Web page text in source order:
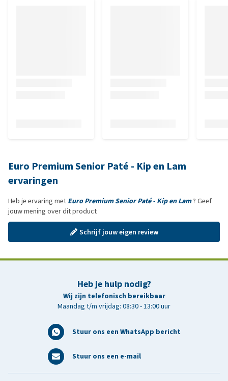
Euro Premium Senior Paté - Kip en Lam
ervaringen
Heb je ervaring met Euro Premium Senior Paté - Kip en Lam? Geef
jouw mening over dit product
Schrijf jouw eigen review
Heb je hulp nodig?
Wij zijn telefonisch bereikbaar
Maandag t/m vrijdag: 08:30 - 13:00 uur
Stuur ons een WhatsApp bericht
Stuur ons een e-mail